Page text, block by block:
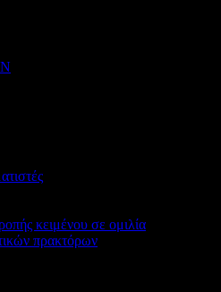
κειμένου σε ομιλία
πρακτόρων